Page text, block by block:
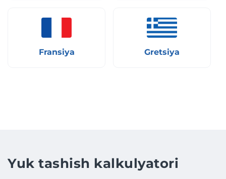
Fransiya Gretsiya
Yuk tashish kalkulyatori